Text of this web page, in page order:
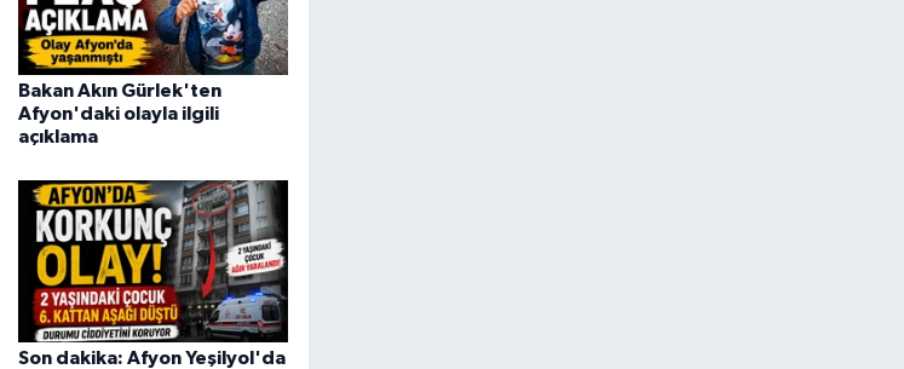
Bakan Akın Gürlek'ten
Afyon'daki olayla ilgili
açıklama
Son dakika: Afyon Yeşilyol'da